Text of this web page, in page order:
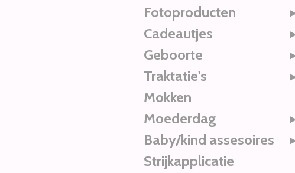
Fotoproducten
Cadeautjes
Geboorte
Traktatie's
Mokken
Moederdag
Baby/kind assesoires
Strijkapplicatie